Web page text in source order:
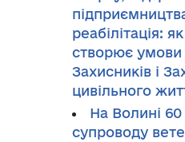
реабілітація:
створює
Захисників і
цивільного
На Волині 60
супроводу